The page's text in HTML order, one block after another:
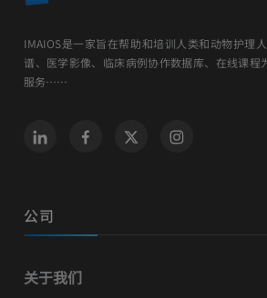
IMAIOS是一家旨在帮助和培训人类和动物护理
谱、医学影像、临床病例协作数据库、在线课程
服务……
公司
关于我们